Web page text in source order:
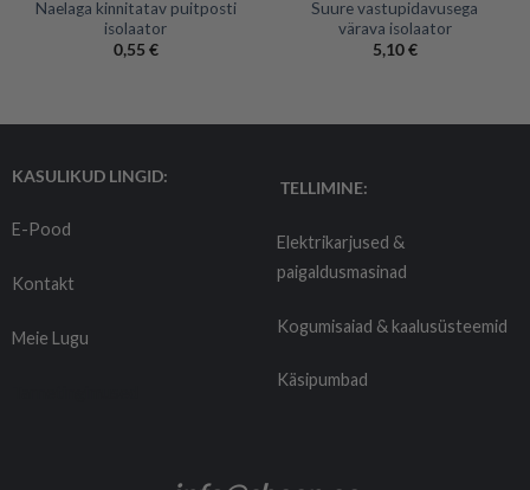
Naelaga kinnitatav puitposti
isolaator
0,55 €
Suure vastupidavusega
värava isolaator
5,10€
KASULIKUD LINGID:
E-Pood
Kontakt
Meie Lugu
TELLIMINE:
Elektrikarjused &
paigaldusmasinad
Kogumisaiad & kaalusüsteemid
Käsipumbad